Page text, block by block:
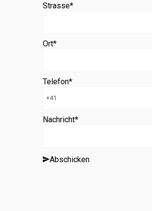
Strasse*
Ort*
Telefon*
Nachricht*
Abschicken